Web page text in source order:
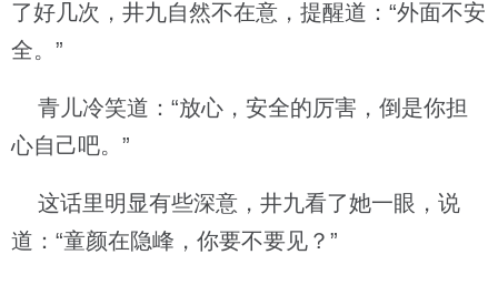
了好几次，井九自然不在意，提醒道：“外面不安
全。”
青儿冷笑道：“放心，安全的厉害，倒是你担
心自己吧。”
这话里明显有些深意，井九看了她一眼，说
道：“童颜在隐峰，你要不要见？”